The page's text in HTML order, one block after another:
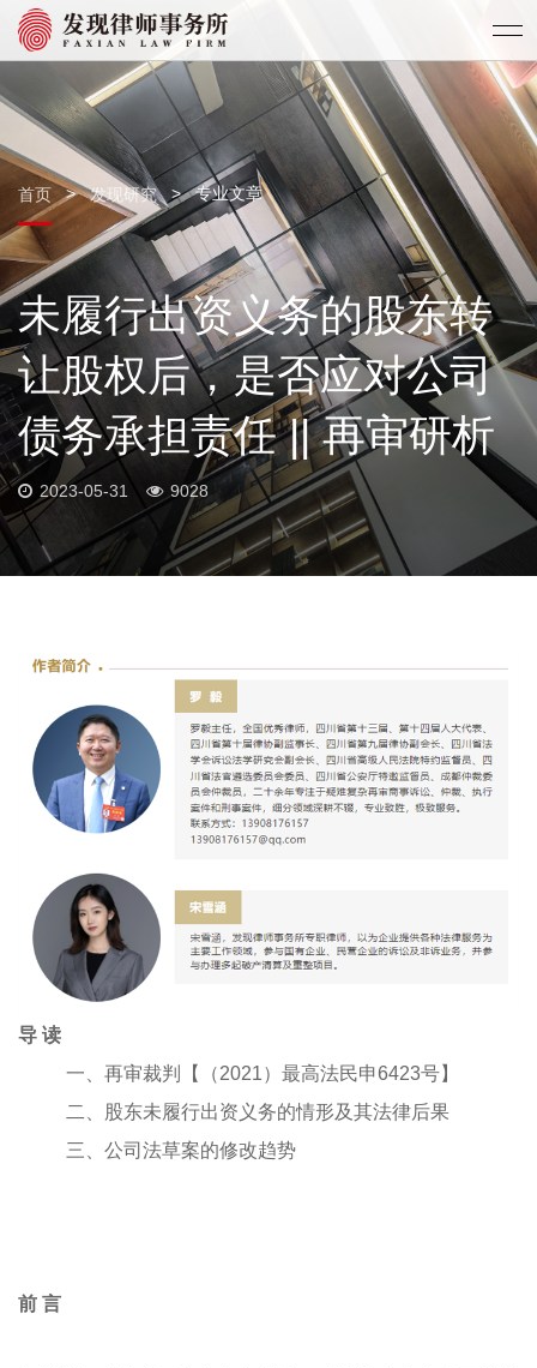
首页 > 发现研究 > 专业文章
未履行出资义务的股东转
让股权后，是否应对公司
债务承担责任 || 再审研析
2023-05-31 9028
导 读
一、再审裁判【（2021）最高法民申6423号】
二、股东未履行出资义务的情形及其法律后果
三、公司法草案的修改趋势
前 言